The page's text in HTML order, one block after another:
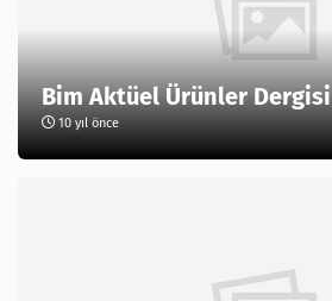
Bim Aktüel Ürünler Dergisi
10 yıl önce